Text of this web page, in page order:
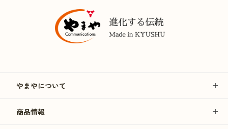
やまやについて
商品情報